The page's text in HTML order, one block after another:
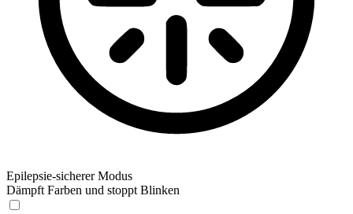
Epilepsie-sicherer Modus
Dämpft Farben und stoppt Blinken